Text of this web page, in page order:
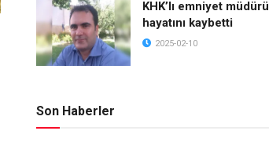
KHK’lı emniyet müdürü
hayatını kaybetti
2025-02-10
Son Haberler